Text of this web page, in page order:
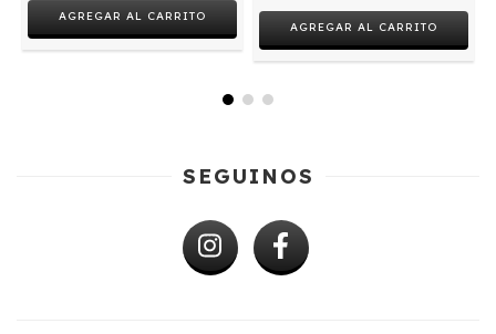
AGREGAR AL CARRITO
AGREGAR AL CARRITO
SEGUINOS